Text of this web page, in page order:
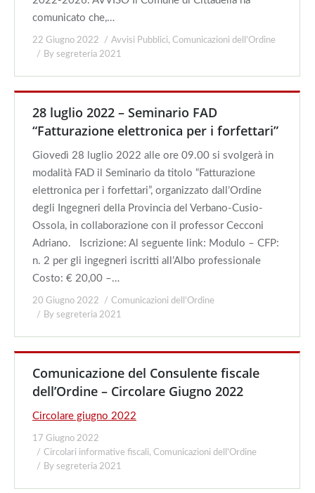
comunicato che,…
22 Giugno 2022 Avvisi Pubblici, Comunicazioni dell'Ordine
By segreteria 2021
28 luglio 2022 – Seminario FAD
“Fatturazione elettronica per i forfettari”
Giovedì 28 luglio 2022 alle ore 09.00 si svolgerà in
modalità FAD il Seminario da titolo “Fatturazione
elettronica per i forfettari”, organizzato dall’Ordine
degli Ingegneri della Provincia del Verbano-Cusio-
Ossola, in collaborazione con il professor Cecconi
Adriano. Iscrizione: Al seguente link: Modulo – CFP:
n. 2 per gli ingegneri iscritti all’Albo professionale
Costo: € 20,00 –…
20 Giugno 2022
Comunicazioni dell'Ordine
By segreteria 2021
Comunicazione del Consulente fiscale
dell’Ordine – Circolare Giugno 2022
Circolare giugno 2022
17 Giugno 2022
Circolari informative fiscali, Comunicazioni dell'Ordine
By segreteria 2021